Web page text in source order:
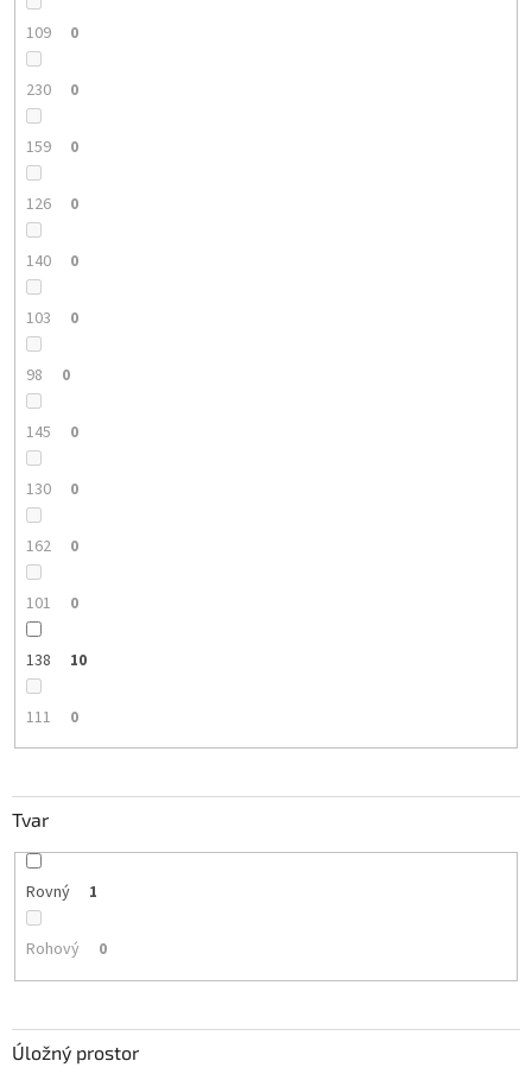
109 0
230 0
159 0
126 0
140 0
103 0
98 0
145 0
130 0
162 0
101 0
138 10
111 0
Tvar
Rovný 1
Rohový 0
Úložný prostor